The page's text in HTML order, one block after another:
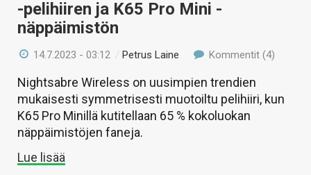
-pelihiiren ja K65 Pro Mini -
näppäimistön
14.7.2023 - 03:12 /Petrus Laine Kommentit (4)
Nightsabre Wireless on uusimpien trendien
mukaisesti symmetrisesti muotoiltu pelihiiri, kun
K65 Pro Minillä kutitellaan 65 % kokoluokan
näppäimistöjen faneja.
Lue lisää